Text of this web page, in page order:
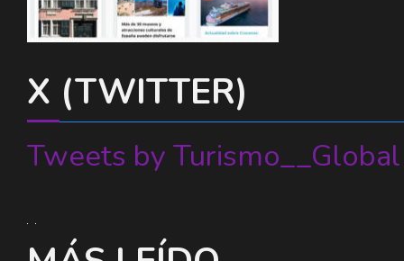
X (TWITTER)
Tweets by Turismo__Global